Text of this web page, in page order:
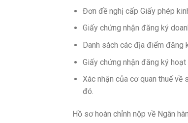
Đơn đề nghị cấp Giấy phép
Giấy chứng nhận đăng ký
Danh sách các địa điểm đăng
Giấy chứng nhận đăng ký hoạt
Xác nhận của cơ quan thuế
đó.
Hồ sơ hoàn chỉnh nộp về Ngân